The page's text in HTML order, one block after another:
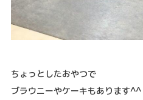
ちょっとしたおやつで
ブラウニーやケーキもあります^^